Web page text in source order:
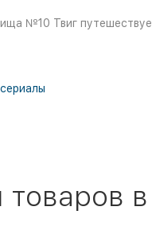
№10 Твиг
в